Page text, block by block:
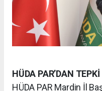
HÜDA PAR’DAN TEPKİ
HÜDA PAR Mardin İl